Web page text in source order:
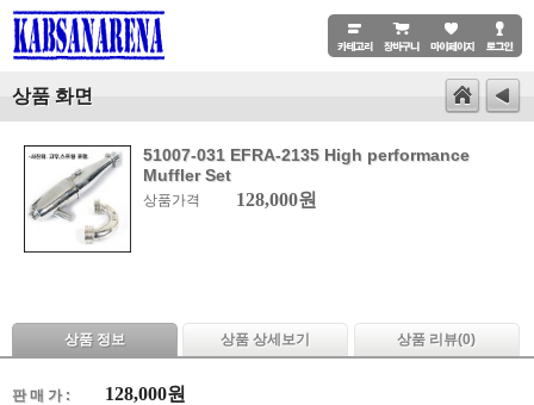
상품 화면
51007-031 EFRA-2135 High performance
Muffler Set
상품가격 128,000원
상품 정보 상품 상세보기 상품 리뷰(0)
판 매 가 : 128,000원